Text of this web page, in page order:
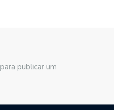
para publicar um